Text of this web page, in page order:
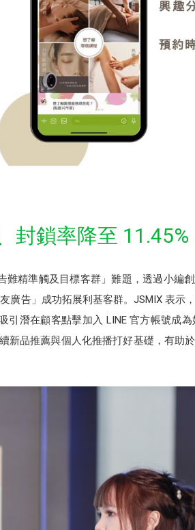
封鎖率降至 11.45%
精準觸及目標客群」難題，透過小編
廣告」成功拓展利基客群。JSMIX 表示
潛在顧客點擊加入 LINE 官方帳號成為
品推薦與個人化推播打好基礎，有助